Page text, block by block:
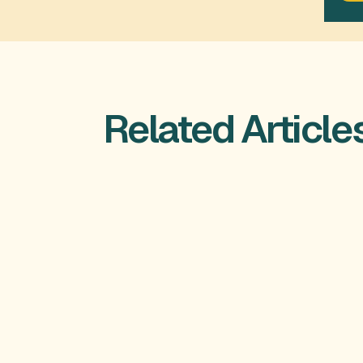
Related